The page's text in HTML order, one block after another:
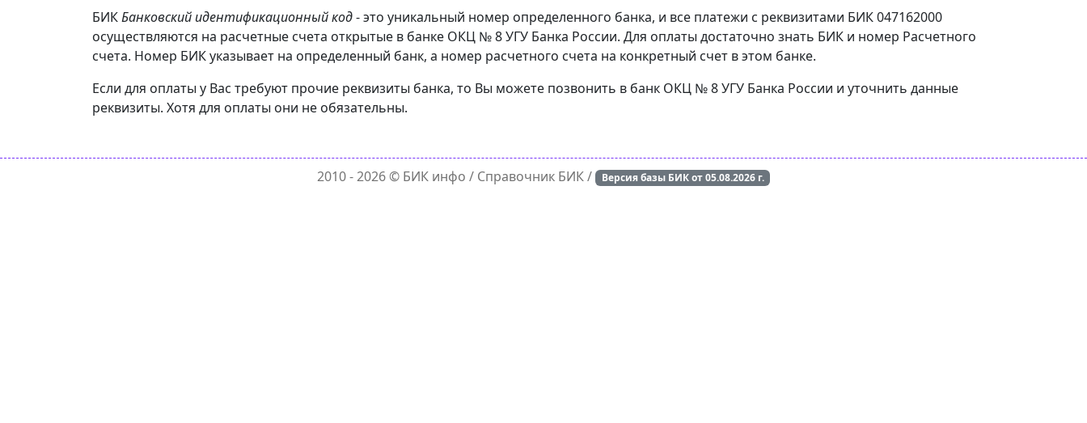
БИКБанковский идентификационный код- это уникальный номер определенного банка, и все платежи с реквизитами БИК 047162000
осуществляются на расчетные счета открытые в банке ОКЦ № 8 УГУ Банка России. Для оплаты достаточно знать БИК и номер Расчетного
счета. Номер БИК указывает на определенный банк, а номер расчетного счета на конкретный счет в этом банке.
Если для оплаты у Вас требуют прочие реквизиты банка, то Вы можете позвонить в банк ОКЦ № 8 УГУ Банка России и уточнить данные
реквизиты. Хотя для оплаты они не обязательны.
2010 - 2026 © БИК инфо / Справочник БИК / Версия базы БИК от05.08.2026г.